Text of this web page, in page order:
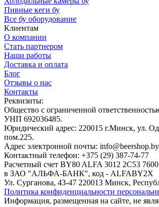
Пивные кеги бу
Все бу оборудование
Клиентам
О компании
Стать партнером
Наши работы
Доставка и оплата
Блог
Отзывы о нас
Контакты
Реквизиты:
Общество с ограниченной
УНП 692036485​.
Юридический адрес: 220015 г.Минск, ул.
пом.225.
Адрес электронной почты: info@beershop.by
Контактный телефон: +375 (29) 387-74-77
Расчетный счет BY80 ALFA 3012 2C53
в ЗАО "АЛЬФА-БАНК", код - ALFABY2X
Ул. Сурганова, 43-47 220013 Минск,
Политика конфиденциальности
Информация, размещенная на сайте, не